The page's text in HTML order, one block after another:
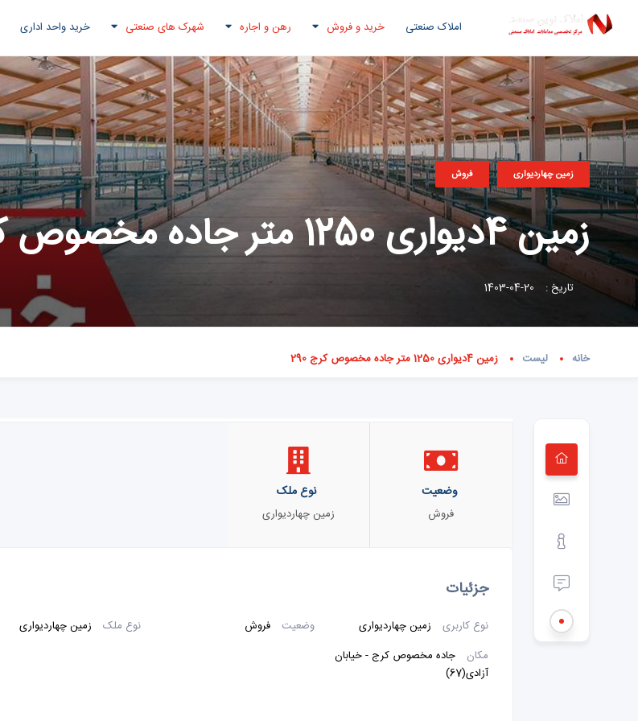
املاک صنعتی خرید و فروش رهن و اجاره شهرک های صنعتی خرید واحد اداری
زمین چهاردیواری فروش
زمین 4دیواری 1250 متر جاده مخصوص کرج 290
تاریخ : 20-04-1403
خانه لیست زمین 4دیواری 1250 متر جاده مخصوص کرج 290
وضعیت
فروش
نوع ملک
زمین چهاردیواری
جزئیات
نوع کاربری زمین چهاردیواری وضعیت فروش نوع ملک
زمین چهاردیواری
مکان
جاده مخصوص کرج - خیابان
آزادی(67)